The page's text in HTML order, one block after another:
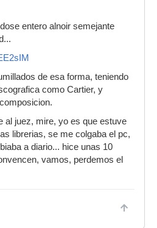
entero alnoir semejante
de esa forma, teniendo
como Cartier, y
al juez, mire, yo es que estuve
librerias, se me colgaba el pc,
a diario... hice unas 10
vamos, perdemos el